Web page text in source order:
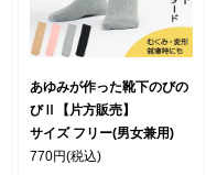
あゆみが作った靴下のびの
びⅡ【片方販売】
サイズ フリー(男女兼用)
770円(税込)